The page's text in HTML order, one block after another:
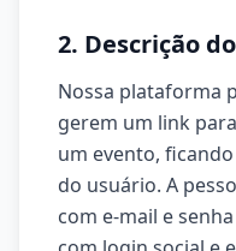
2. Descrição
Nossa plataforma
gerem um link
um evento,
do usuário. A
com e-mail e